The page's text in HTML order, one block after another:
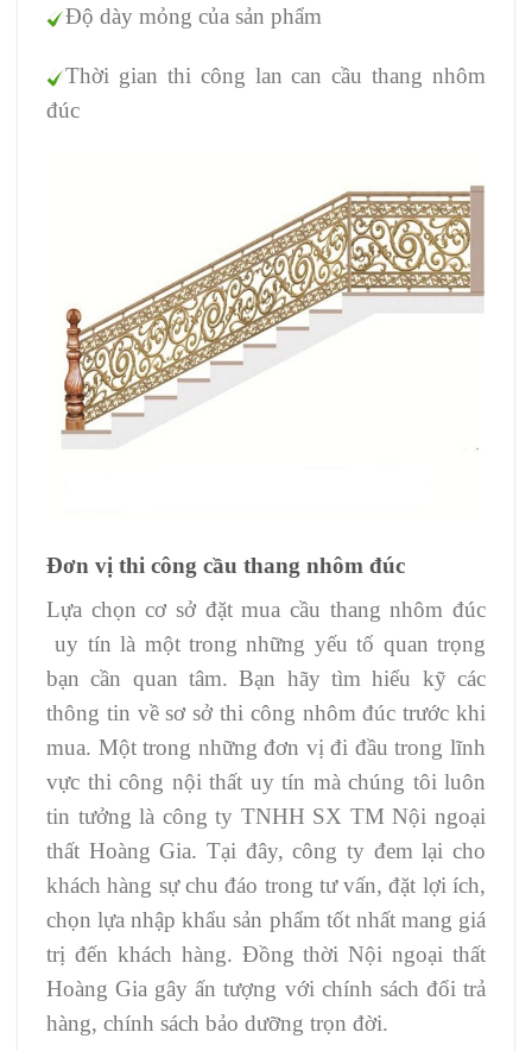
Độ dày mỏng của sản phẩm
Thời gian thi công lan can cầu thang nhôm
đúc
Đơn vị thi công cầu thang nhôm đúc
Lựa chọn cơ sở đặt mua cầu thang nhôm đúc
uy tín là một trong những yếu tố quan trọng
bạn cần quan tâm. Bạn hãy tìm hiểu kỹ các
thông tin về sơ sở thi công nhôm đúc trước khi
mua. Một trong những đơn vị đi đầu trong lĩnh
vực thi công nội thất uy tín mà chúng tôi luôn
tin tưởng là công ty TNHH SX TM Nội ngoại
thất Hoàng Gia. Tại đây, công ty đem lại cho
khách hàng sự chu đáo trong tư vấn, đặt lợi ích,
chọn lựa nhập khẩu sản phẩm tốt nhất mang giá
trị đến khách hàng. Đồng thời Nội ngoại thất
Hoàng Gia gây ấn tượng với chính sách đổi trả
hàng, chính sách bảo dưỡng trọn đời.